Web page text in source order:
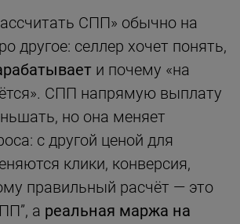
СПП» обычно на
другое: селлер хочет понять,
и почему «на
СПП напрямую выплату
но она меняет
с другой ценой для
клики, конверсия,
правильный расчёт — это
а реальная маржа на